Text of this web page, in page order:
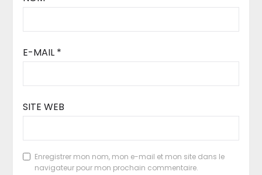
E-MAIL *
SITE WEB
Enregistrer mon nom, mon e-mail et mon site dans le
navigateur pour mon prochain commentaire.